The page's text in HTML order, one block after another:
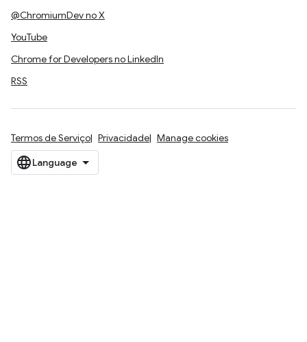
@ChromiumDev no X
YouTube
Chrome for Developers no LinkedIn
RSS
Termos de Serviço Privacidade Manage cookies